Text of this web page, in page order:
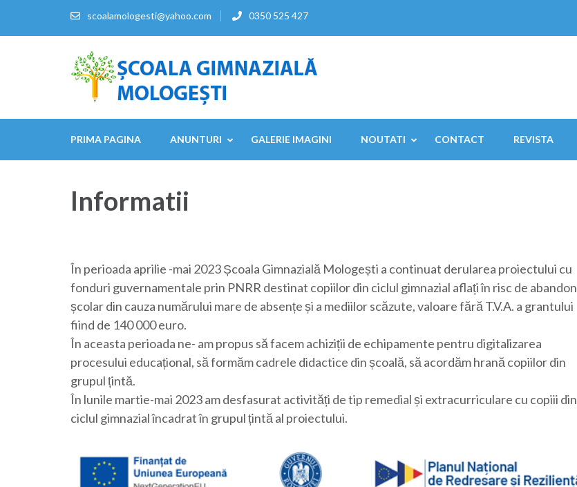
scoalamologesti@yahoo.com 0350 525 427
PRIMA PAGINA ANUNTURI GALERIE IMAGINI NOUTATI CONTACT REVISTA
Informatii
În perioada aprilie -mai 2023 Școala Gimnazială Mologești a continuat derularea proiectului cu
fonduri guvernamentale prin PNRR destinat copiilor din ciclul gimnazial aflați în risc de abandon
școlar din cauza numărului mare de absențe și a mediilor scăzute, valoare fără T.V.A. a grantului
fiind de 140 000 euro.
În aceasta perioada ne- am propus să facem achiziții de echipamente pentru digitalizarea
procesului educațional, să formăm cadrele didactice din școală, să acordăm hrană copiilor din
grupul țintă.
În lunile martie-mai 2023 am desfasurat activități de tip remedial și extracurriculare cu copiii din
ciclul gimnazial încadrat în grupul țintă al proiectului.